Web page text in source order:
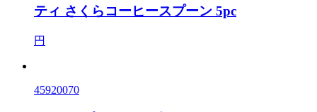
ティ さくらコーヒースプーン 5pc
円
45920070